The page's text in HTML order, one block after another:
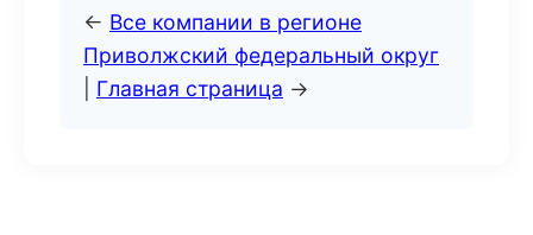
← Все компании в регионе
Приволжский федеральный округ
Главная страница →